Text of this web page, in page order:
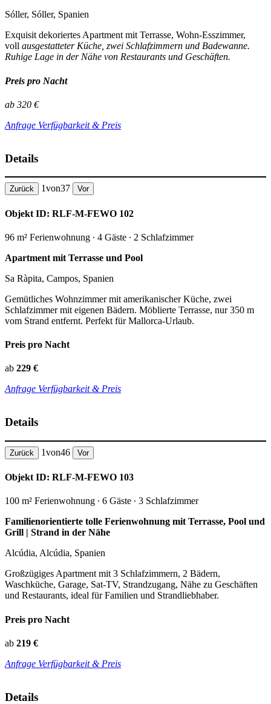
Sóller, Sóller, Spanien
Exquisit dekoriertes Apartment mit Terrasse, Wohn-Esszimmer,
voll ausgestatteter Küche, zwei Schlafzimmern und Badewanne.
Ruhige Lage in der Nähe von Restaurants und Geschäften.
Preis pro Nacht
ab 320 €
Anfrage Verfügbarkeit & Preis
Details
Zurück 1von37 Vor
Objekt ID: RLF-M-FEWO 102
96 m² Ferienwohnung ∙ 4 Gäste ∙ 2 Schlafzimmer
Apartment mit Terrasse und Pool
Sa Ràpita, Campos, Spanien
Gemütliches Wohnzimmer mit amerikanischer Küche, zwei
Schlafzimmer mit eigenen Bädern. Möblierte Terrasse, nur 350 m
vom Strand entfernt. Perfekt für Mallorca-Urlaub.
Preis pro Nacht
ab 229 €
Anfrage Verfügbarkeit & Preis
Details
Zurück 1von46 Vor
Objekt ID: RLF-M-FEWO 103
100 m² Ferienwohnung ∙ 6 Gäste ∙ 3 Schlafzimmer
Familienorientierte tolle Ferienwohnung mit Terrasse, Pool und
Grill | Strand in der Nähe
Alcúdia, Alcúdia, Spanien
Großzügiges Apartment mit 3 Schlafzimmern, 2 Bädern,
Waschküche, Garage, Sat-TV, Strandzugang, Nähe zu Geschäften
und Restaurants, ideal für Familien und Strandliebhaber.
Preis pro Nacht
ab 219 €
Anfrage Verfügbarkeit & Preis
Details